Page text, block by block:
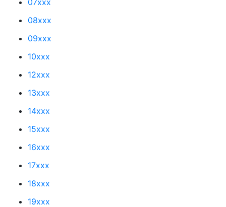
08xxx
09xxx
10xxx
12xxx
13xxx
14xxx
15xxx
16xxx
17xxx
18xxx
19xxx